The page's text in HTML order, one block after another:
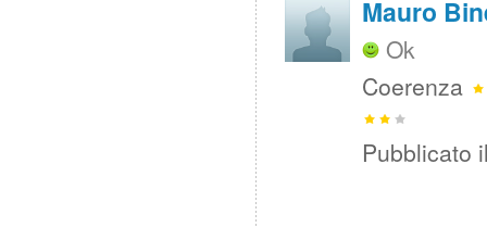
Mauro
Ok
Coerenza
Pubblicato